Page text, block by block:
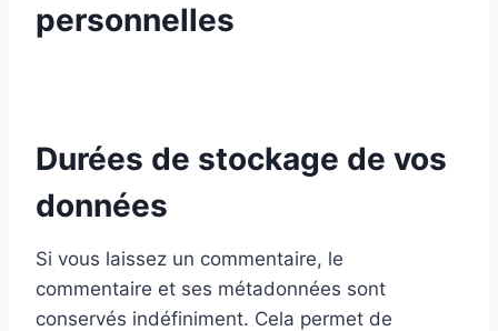
personnelles
Durées de stockage de vos
données
Si vous laissez un commentaire, le
commentaire et ses métadonnées sont
conservés indéfiniment. Cela permet de